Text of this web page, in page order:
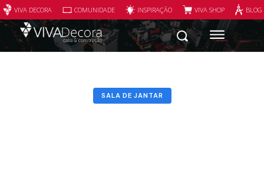
VIVA DECORA COMUNIDADE INSPIRAÇÃO VIVA SHOP
SALA DE JANTAR